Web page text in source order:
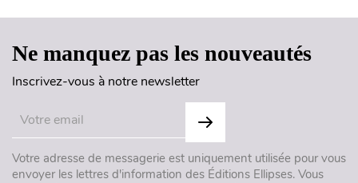
Ne manquez pas les nouveautés
Inscrivez-vous à notre newsletter
Votre adresse de messagerie est uniquement utilisée pour vous
envoyer les lettres d'information des Éditions Ellipses. Vous